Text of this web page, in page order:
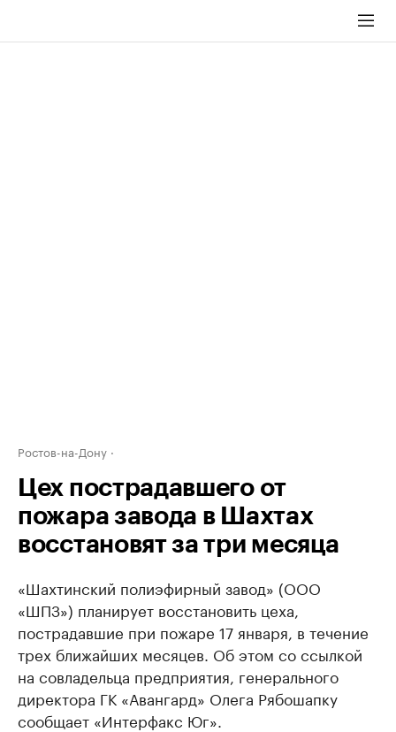
Ростов-на-Дону
Цех пострадавшего от
пожара завода в Шахтах
восстановят за три месяца
«Шахтинский полиэфирный завод» (ООО
«ШПЗ») планирует восстановить цеха,
пострадавшие при пожаре 17 января, в течение
трех ближайших месяцев. Об этом со ссылкой
на совладельца предприятия, генерального
директора ГК «Авангард» Олега Рябошапку
сообщает «Интерфакс Юг».